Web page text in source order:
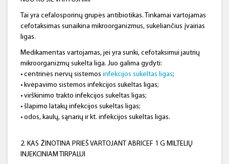
Tai yra cefalosporinų grupės antibiotikas. Tinkamai vartojamas
cefotaksimas sunaikina mikroorganizmus, sukeliančius įvairias
ligas.
Medikamentas vartojamas, jei yra sunki, cefotaksimui jautrių
mikroorganizmų sukelta liga. Juo galima gydyti:
• centrinės nervų sistemos infekcijos sukeltas ligas;
• kvėpavimo sistemos infekcijos sukeltas ligas;
• virškinimo trakto infekcijos sukeltas ligas;
• šlapimo latakų infekcijos sukeltas ligas;
• odos, kaulų, sąnarių ir kt. infekcijos sukeltas ligas.
2. KAS ŽINOTINA PRIEŠ VARTOJANT ABRICEF 1 G MILTELIŲ
INJEKCINIAM TIRPALUI